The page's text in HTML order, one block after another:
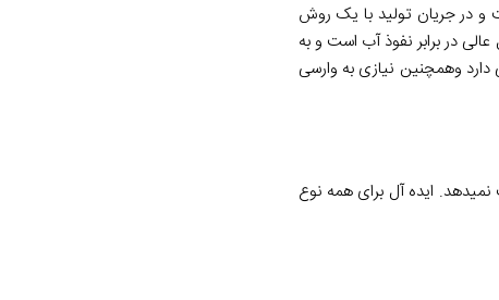
و در جریان تولید با یک روش
در برابر نفوذ آب است و به
وهمچنین نیازی به وارسی
ایده آل برای همه نوع